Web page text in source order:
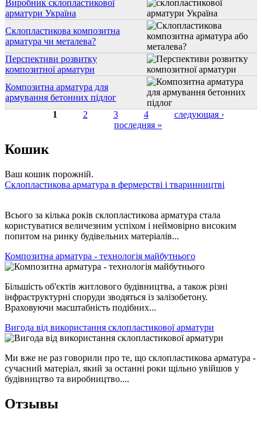
Виробник склопластикової
арматури Україна
Склопластикова композитна
арматура чи металева?
Перспективи розвитку
композитної арматури
Композитна арматура для
армування бетонних підлог
1 2 3 4
следующая ›
последняя »
Кошик
Ваш кошик порожній.
Склопластикова арматура в фермерстві і тваринництві
Всього за кілька років склопластикова арматура стала
користуватися величезним успіхом і неймовірно високим
попитом на ринку будівельних матеріалів...
Композитна арматура - технологія майбутнього
Більшість об'єктів житлового будівництва, а також різні
інфраструктурні споруди зводяться із залізобетону.
Враховуючи масштабність подібних...
Вигода від використання склопластикової арматури
Ми вже не раз говорили про те, що склопластикова арматура -
сучасний матеріал, який за останні роки щільно увійшов у
будівництво та виробництво....
Отзывы